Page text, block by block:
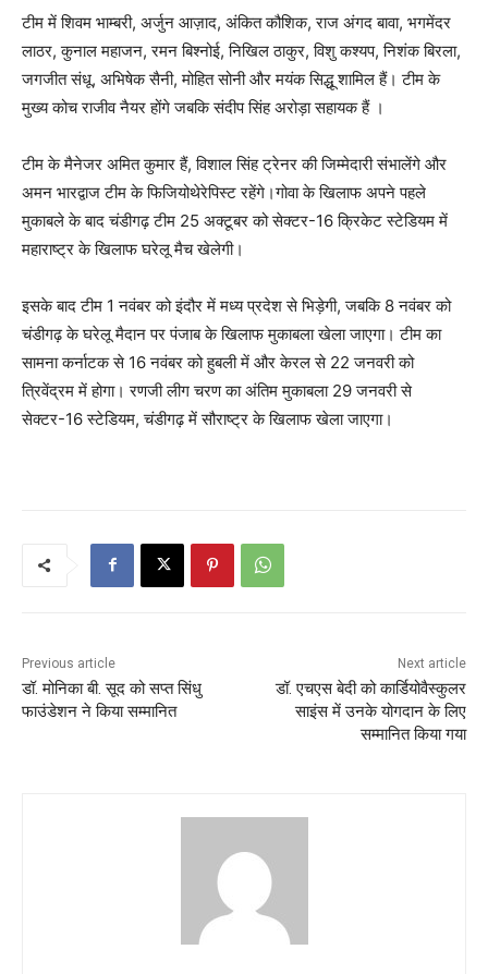
टीम में शिवम भाम्बरी, अर्जुन आज़ाद, अंकित कौशिक, राज अंगद बावा, भगमेंदर
लाठर, कुनाल महाजन, रमन बिश्नोई, निखिल ठाकुर, विशु कश्यप, निशंक बिरला,
जगजीत संधू, अभिषेक सैनी, मोहित सोनी और मयंक सिद्धू शामिल हैं। टीम के
मुख्य कोच राजीव नैयर होंगे जबकि संदीप सिंह अरोड़ा सहायक हैं ।
टीम के मैनेजर अमित कुमार हैं, विशाल सिंह ट्रेनर की जिम्मेदारी संभालेंगे और
अमन भारद्वाज टीम के फिजियोथेरेपिस्ट रहेंगे।गोवा के खिलाफ अपने पहले
मुकाबले के बाद चंडीगढ़ टीम 25 अक्टूबर को सेक्टर-16 क्रिकेट स्टेडियम में
महाराष्ट्र के खिलाफ घरेलू मैच खेलेगी।
इसके बाद टीम 1 नवंबर को इंदौर में मध्य प्रदेश से भिड़ेगी, जबकि 8 नवंबर को
चंडीगढ़ के घरेलू मैदान पर पंजाब के खिलाफ मुकाबला खेला जाएगा। टीम का
सामना कर्नाटक से 16 नवंबर को हुबली में और केरल से 22 जनवरी को
त्रिवेंद्रम में होगा। रणजी लीग चरण का अंतिम मुकाबला 29 जनवरी से
सेक्टर-16 स्टेडियम, चंडीगढ़ में सौराष्ट्र के खिलाफ खेला जाएगा।
Previous article
डॉ. मोनिका बी. सूद को सप्त सिंधु
फाउंडेशन ने किया सम्मानित
Next article
डॉ. एचएस बेदी को कार्डियोवैस्कुलर
साइंस में उनके योगदान के लिए
सम्मानित किया गया